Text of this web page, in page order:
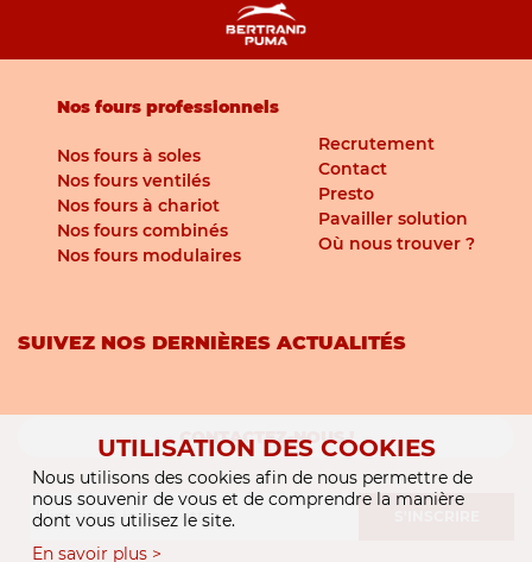
UTILISATION DES COOKIES
Nous utilisons des cookies afin de nous permettre de
nous souvenir de vous et de comprendre la manière
dont vous utilisez le site.
En savoir plus >
Nos fours professionnels
Nos fours à soles
Nos fours ventilés
Nos fours à chariot
Nos fours combinés
Nos fours modulaires
Recrutement
Contact
Presto
Pavailler solution
Où nous trouver ?
SUIVEZ NOS DERNIÈRES ACTUALITÉS
CONTACTEZ-NOUS !